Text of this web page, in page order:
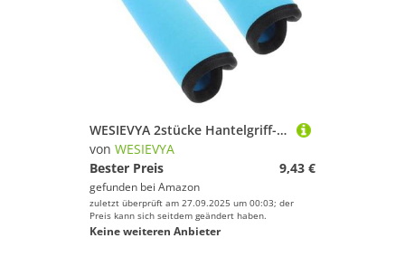
WESIEVYA 2stücke Hantelgriff-Pads rutschfeste Neopren-Beschichtung Für Fitnessgeräte Abnehmbar Und Leicht Zu Reinigen Für Hanteln Klimmzugstangen Und Gewichtheben
von WESIEVYA
Bester Preis
9,43 €
gefunden bei Amazon
zuletzt überprüft am 27.09.2025 um 00:03; der
Preis kann sich seitdem geändert haben.
Keine weiteren Anbieter